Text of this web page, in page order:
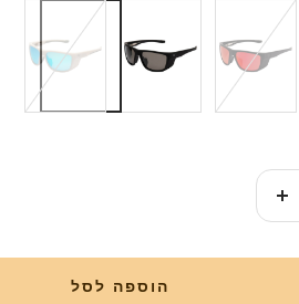
BLACK_RUBBER/RED
BLACK_RUBBER/SMOKE
WHITE
RUBBER/BLUE
פחות
הוספה לסל